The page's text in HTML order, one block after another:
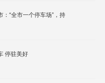
：“全市一个停车场”，持
停驻美好